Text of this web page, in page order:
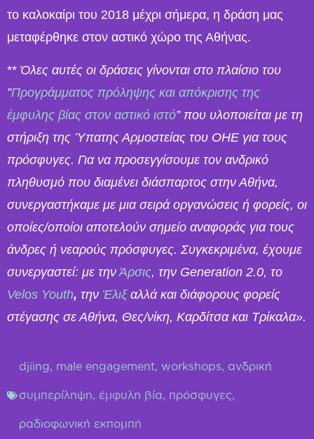
το καλοκαίρι του 2018 μέχρι σήμερα, η δράση μας
μεταφέρθηκε στον αστικό χώρο της Αθήνας.
** Όλες αυτές οι δράσεις γίνονται στο πλαίσιο του
”Προγράμματος πρόληψης και απόκρισης της
έμφυλης βίας στον αστικό ιστό” που υλοποιείται με τη
στήριξη της Ύπατης Αρμοστείας του ΟΗΕ για τους
πρόσφυγες. Για να προσεγγίσουμε τον ανδρικό
πληθυσμό που διαμένει διάσπαρτος στην Αθήνα,
συνεργαστήκαμε με μια σειρά οργανώσεις ή φορείς, οι
οποίες/οποίοι αποτελούν σημείο αναφοράς για τους
άνδρες ή νεαρούς πρόσφυγες. Συγκεκριμένα, έχουμε
συνεργαστεί: με την Άρσις, την Generation 2.0, το
Velos Youth, την Έλιξαλλά και διάφορους φορείς
στέγασης σε Αθήνα, Θες/νίκη, Καρδίτσα και Τρίκαλα».
djiing, male engagement, workshops, ανδρική
συμπερίληψη, έμφυλη βία, πρόσφυγες,
ραδιοφωνική εκπομπή